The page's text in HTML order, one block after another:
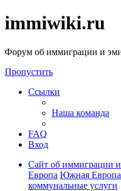
immiwiki.ru
Форум об иммиграции и
Пропустить
Ссылки
Наша команда
FAQ
Вход
Сайт об иммиграции
Европа Южная Европа
коммунальные услуги